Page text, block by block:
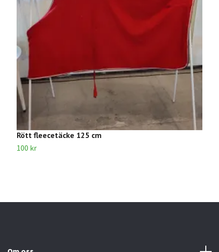
Rött fleecetäcke 125 cm
100 kr